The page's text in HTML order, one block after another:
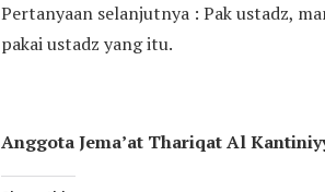
Pertanyaan selanjutnya : Pak ustadz,
pakai ustadz yang itu.
Anggota Jema’at Thariqat Al